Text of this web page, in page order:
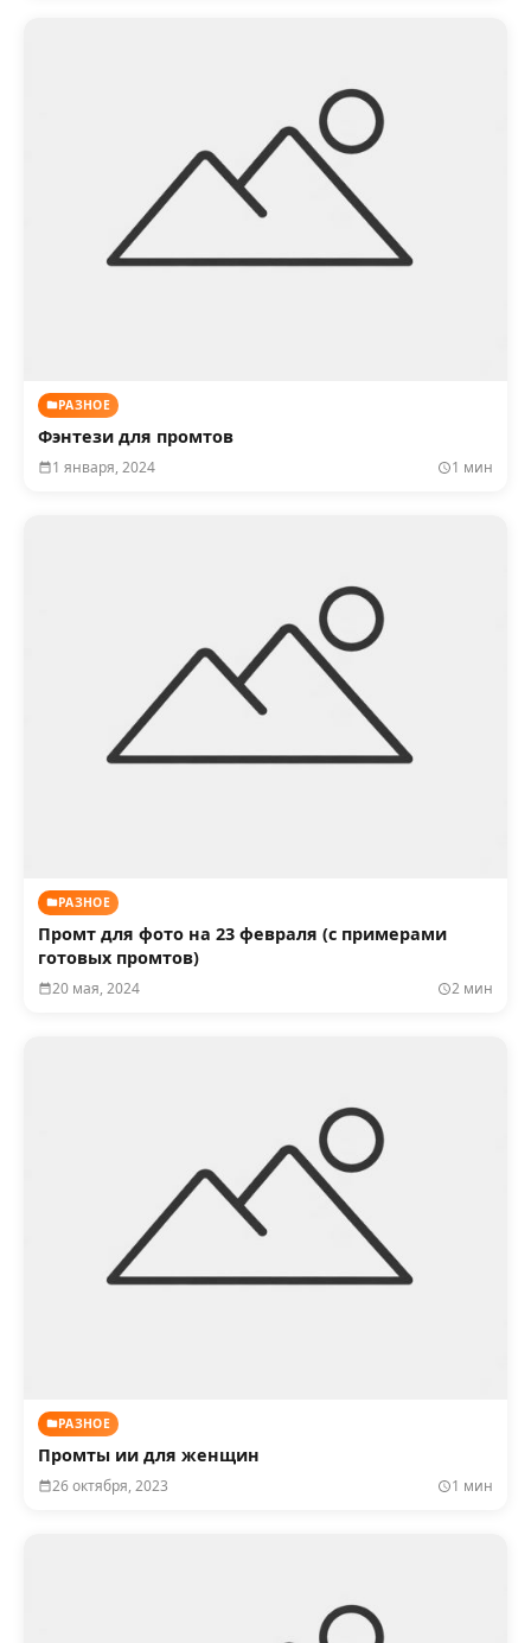
РАЗНОЕ
Фэнтези для промтов
1 января, 2024 1 мин
РАЗНОЕ
Промт для фото на 23 февраля (с примерами
готовых промтов)
20 мая, 2024 2 мин
РАЗНОЕ
Промты ии для женщин
26 октября, 2023 1 мин